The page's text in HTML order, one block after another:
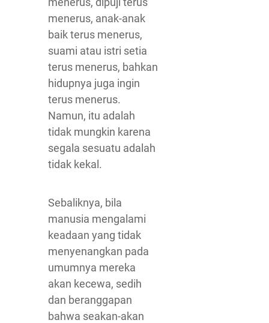
menerus, anak-anak
baik terus menerus,
suami atau istri setia
terus menerus, bahkan
hidupnya juga ingin
terus menerus.
Namun, itu adalah
tidak mungkin karena
segala sesuatu adalah
tidak kekal.
Sebaliknya, bila
manusia mengalami
keadaan yang tidak
menyenangkan pada
umumnya mereka
akan kecewa, sedih
dan beranggapan
bahwa seakan-akan